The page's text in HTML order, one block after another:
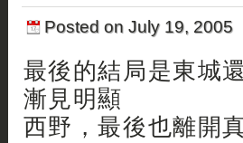
Posted on July 19, 2005
最後的結局是東城
漸見明顯
西野，最後也離開